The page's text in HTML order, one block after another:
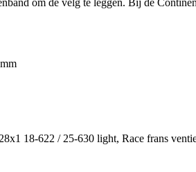
18-622 / 25-630 light, Race frans